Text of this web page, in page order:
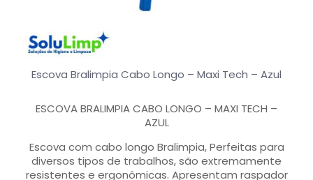
Escova Bralimpia Cabo Longo – Maxi Tech – Azul
ESCOVA BRALIMPIA CABO LONGO – MAXI TECH –
AZUL
Escova com cabo longo Bralimpia, Perfeitas para
diversos tipos de trabalhos, são extremamente
resistentes e ergonômicas. Apresentam raspador